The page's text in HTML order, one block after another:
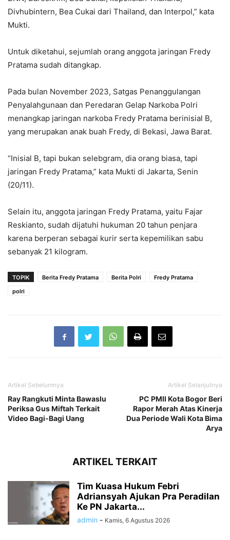
Divhubintern, Bea Cukai dari Thailand, dan Interpol,” kata
Mukti.
Untuk diketahui, sejumlah orang anggota jaringan Fredy
Pratama sudah ditangkap.
Pada bulan November 2023, Satgas Penanggulangan
Penyalahgunaan dan Peredaran Gelap Narkoba Polri
menangkap jaringan narkoba Fredy Pratama berinisial B,
yang merupakan anak buah Fredy, di Bekasi, Jawa Barat.
“Inisial B, tapi bukan selebgram, dia orang biasa, tapi
jaringan Fredy Pratama,” kata Mukti di Jakarta, Senin
(20/11).
Selain itu, anggota jaringan Fredy Pratama, yaitu Fajar
Reskianto, sudah dijatuhi hukuman 20 tahun penjara
karena berperan sebagai kurir serta kepemilikan sabu
sebanyak 21 kilogram.
TOPIK Berita Fredy Pratama Berita Polri
Fredy Pratama
polri
Artikel Sebelumnya
Ray Rangkuti Minta Bawaslu
Periksa Gus Miftah Terkait
Video Bagi-Bagi Uang
Artikel Selanjutnya
PC PMII Kota Bogor Beri
Rapor Merah Atas Kinerja
Dua Periode Wali Kota Bima
Arya
ARTIKEL TERKAIT
Tim Kuasa Hukum Febri
Adriansyah Ajukan Pra Peradilan
Ke PN Jakarta...
admin - Kamis, 6 Agustus 2026